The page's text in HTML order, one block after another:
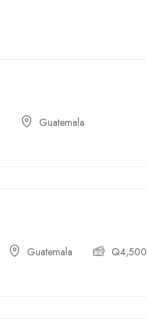
Guatemala
Guatemala Q4,500